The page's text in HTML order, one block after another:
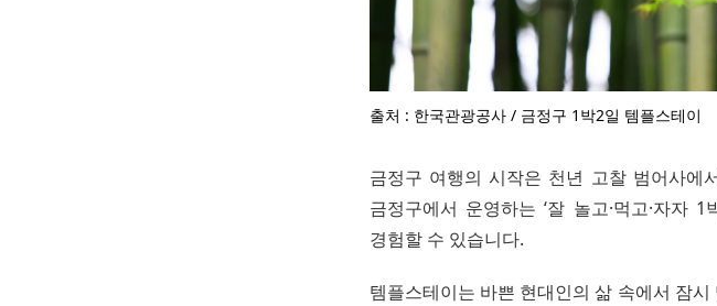
출처 : 한국관광공사 / 금정구 1박2일 템플스테이
금정구 여행의 시작은 천년 고찰 범어사에
금정구에서 운영하는 ‘잘 놀고·먹고·자자
경험할 수 있습니다.
템플스테이는 바쁜 현대인의 삶 속에서 잠